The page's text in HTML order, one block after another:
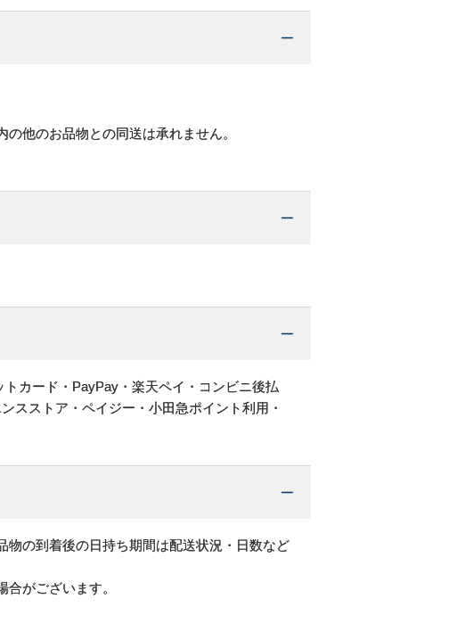
他のお品物との同送は承れません。
カード・PayPay・楽天ペイ・コンビニ後払
スストア・ペイジー・小田急ポイント利用・
の到着後の日持ち期間は配送状況・日数など
がございます。